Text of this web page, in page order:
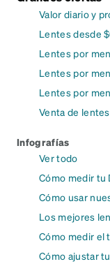
Valor diario y
Lentes desde
Lentes por
Lentes por
Lentes por
Venta de lentes
Infografías
Ver todo
Cómo medir tu
Cómo usar
Los mejores
Cómo medir el
Cómo ajustar